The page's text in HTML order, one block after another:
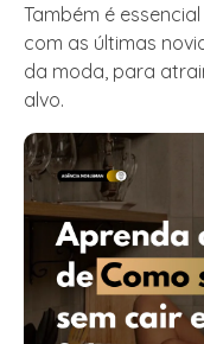
Também é
com as últimas
da moda, para
alvo.